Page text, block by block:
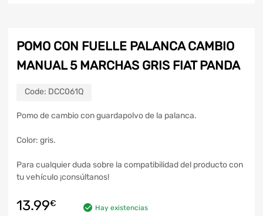
POMO CON FUELLE PALANCA CAMBIO
MANUAL 5 MARCHAS GRIS FIAT PANDA
Code: DCC061Q
Pomo de cambio con guardapolvo de la palanca.
Color: gris.
Para cualquier duda sobre la compatibilidad del producto con
tu vehículo ¡consúltanos!
13.99€ Hay existencias